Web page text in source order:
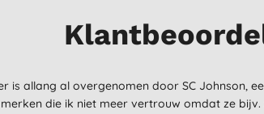
is allang al overgenomen door SC Johnson,
die ik niet meer vertrouw omdat ze